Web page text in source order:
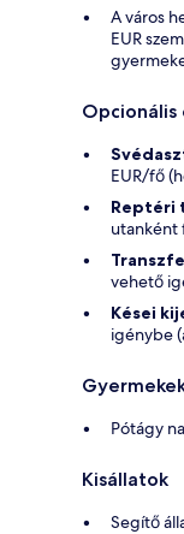
A város
EUR
Opcionális
EUR/fő
Reptéri
utanként
vehető
Kései
igénybe
Pótágy
Kisállatok
Segítő